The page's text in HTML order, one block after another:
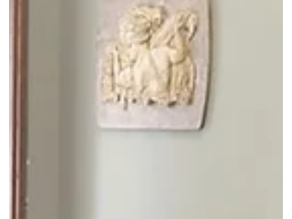
ispettori si sono recati presso la Stazione
dei Carabinieri Forestali di Guidoni